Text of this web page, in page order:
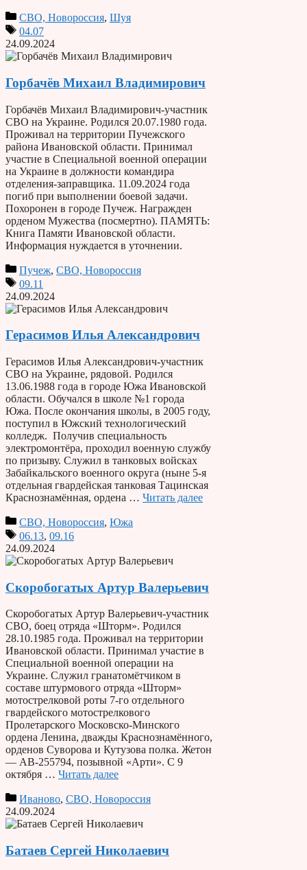
СВО, Новороссия, Шуя
04.07
24.09.2024
Горбачёв Михаил Владимирович
Горбачёв Михаил Владимирович-участник
СВО на Украине. Родился 20.07.1980 года.
Проживал на территории Пучежского
района Ивановской области. Принимал
участие в Специальной военной операции
на Украине в должности командира
отделения-заправщика. 11.09.2024 года
погиб при выполнении боевой задачи.
Похоронен в городе Пучеж. Награжден
орденом Мужества (посмертно). ПАМЯТЬ:
Книга Памяти Ивановской области.
Информация нуждается в уточнении.
Пучеж, СВО, Новороссия
09.11
24.09.2024
Герасимов Илья Александрович
Герасимов Илья Александрович-участник
СВО на Украине, рядовой. Родился
13.06.1988 года в городе Южа Ивановской
области. Обучался в школе №1 города
Южа. После окончания школы, в 2005 году,
поступил в Южский технологический
колледж. Получив специальность
электромонтёра, проходил военную службу
по призыву. Служил в танковых войсках
Забайкальского военного округа (ныне 5-я
отдельная гвардейская танковая Тацинская
Краснознамённая, ордена … Читать далее
СВО, Новороссия, Южа
06.13, 09.16
24.09.2024
Скоробогатых Артур Валерьевич
Скоробогатых Артур Валерьевич-участник
СВО, боец отряда «Шторм». Родился
28.10.1985 года. Проживал на территории
Ивановской области. Принимал участие в
Специальной военной операции на
Украине. Служил гранатомётчиком в
составе штурмового отряда «Шторм»
мотострелковой роты 7-го отдельного
гвардейского мотострелкового
Пролетарского Московско-Минского
ордена Ленина, дважды Краснознамённого,
орденов Суворова и Кутузова полка. Жетон
— АВ-255794, позывной «Арти». С 9
октября … Читать далее
Иваново, СВО, Новороссия
24.09.2024
Батаев Сергей Николаевич